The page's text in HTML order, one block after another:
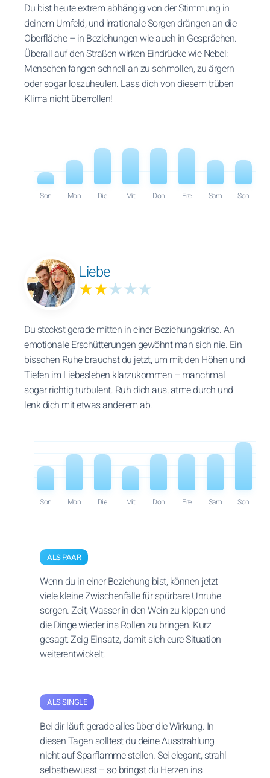
Du bist heute extrem abhängig von der Stimmung in
deinem Umfeld, und irrationale Sorgen drängen an die
Oberfläche – in Beziehungen wie auch in Gesprächen.
Überall auf den Straßen wirken Eindrücke wie Nebel:
Menschen fangen schnell an zu schmollen, zu ärgern
oder sogar loszuheulen. Lass dich von diesem trüben
Klima nicht überrollen!
Son Mon Die Mit Don Fre Sam Son
Liebe
★★★★★
Du steckst gerade mitten in einer Beziehungskrise. An
emotionale Erschütterungen gewöhnt man sich nie. Ein
bisschen Ruhe brauchst du jetzt, um mit den Höhen und
Tiefen im Liebesleben klarzukommen – manchmal
sogar richtig turbulent. Ruh dich aus, atme durch und
lenk dich mit etwas anderem ab.
Son Mon Die Mit Don Fre Sam Son
ALS PAAR
Wenn du in einer Beziehung bist, können jetzt
viele kleine Zwischenfälle für spürbare Unruhe
sorgen. Zeit, Wasser in den Wein zu kippen und
die Dinge wieder ins Rollen zu bringen. Kurz
gesagt: Zeig Einsatz, damit sich eure Situation
weiterentwickelt.
ALS SINGLE
Bei dir läuft gerade alles über die Wirkung. In
diesen Tagen solltest du deine Ausstrahlung
nicht auf Sparflamme stellen. Sei elegant, strahl
selbstbewusst – so bringst du Herzen ins